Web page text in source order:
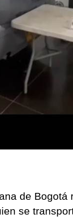
de Bogotá
se